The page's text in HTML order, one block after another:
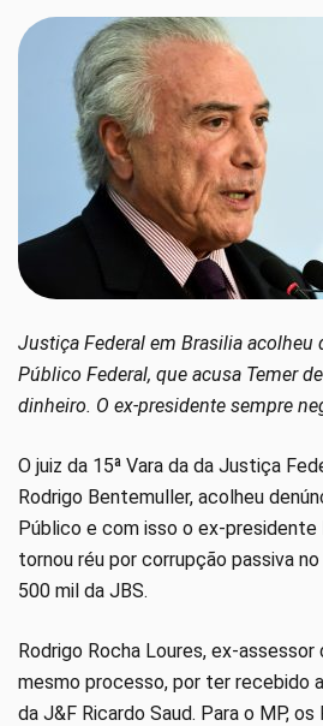
Justiça Federal em Brasilia
Público Federal, que acusa Temer
dinheiro. O ex-presidente sempre
O juiz da 15ª Vara da da Justiça
Rodrigo Bentemuller, acolheu
Público e com isso o ex-
tornou réu por corrupção passiva
500 mil da JBS.
Rodrigo Rocha Loures, ex-assessor
mesmo processo, por ter recebido
da J&F Ricardo Saud. Para o MP,